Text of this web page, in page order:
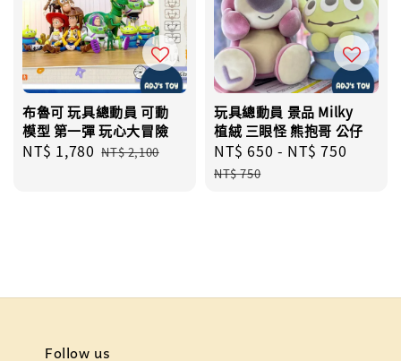
布魯可 玩具總動員 可動
模型 第一彈 玩心大冒險
Sale
NT$ 1,780 Regular
NT$ 2,100
玩具總動員 景品 Milky
植絨 三眼怪 熊抱哥 公仔
Sale
price
NT$ 650 - NT$ 750
NT$ 750
Follow us